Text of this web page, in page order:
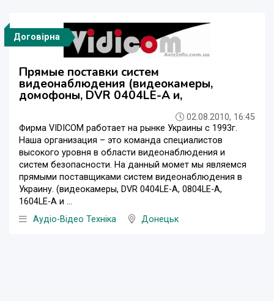
Договірна
Прямые поставки систем
видеонаблюдения (видеокамеры,
домофоны, DVR 0404LE-A и,
02.08.2010, 16:45
Фирма VIDICOM работает на рынке Украины с 1993г.
Наша организация – это команда специалистов
высокого уровня в области видеонаблюдения и
систем безопасности. На данный момет мы являемся
прямыми поставщиками систем видеонаблюдения в
Украину. (видеокамеры, DVR 0404LE-A, 0804LE-A,
1604LE-A и ...
Аудіо-Відео Техніка
Донецьк